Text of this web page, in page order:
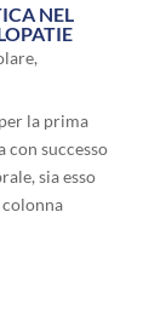
NEL
,
la prima
con successo
sia esso